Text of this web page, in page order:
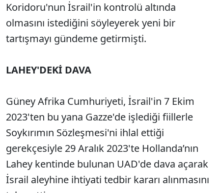
Koridoru'nun İsrail'in kontrolü altında
olmasını istediğini söyleyerek yeni bir
tartışmayı gündeme getirmişti.
LAHEY'DEKİ DAVA
Güney Afrika Cumhuriyeti, İsrail'in 7 Ekim
2023'ten bu yana Gazze'de işlediği fiillerle
Soykırımın Sözleşmesi'ni ihlal ettiği
gerekçesiyle 29 Aralık 2023'te Hollanda’nın
Lahey kentinde bulunan UAD'de dava açarak
İsrail aleyhine ihtiyati tedbir kararı alınmasını